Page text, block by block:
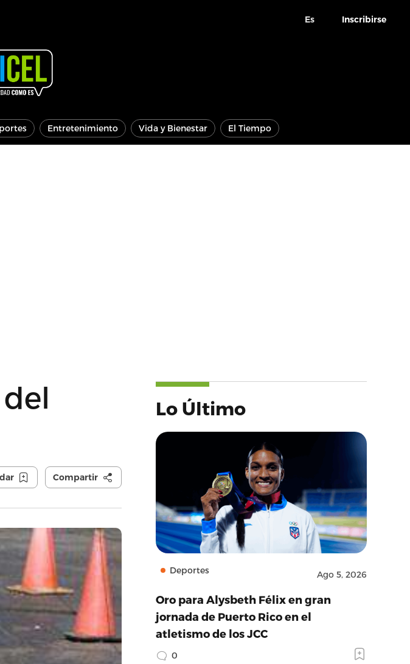
Es Inscribirse
Entretenimiento Vida y Bienestar El Tiempo
Compartir
Lo Último
Deportes Ago 5, 2026
Oro para Alysbeth Félix en gran
jornada de Puerto Rico en el
atletismo de los JCC
0